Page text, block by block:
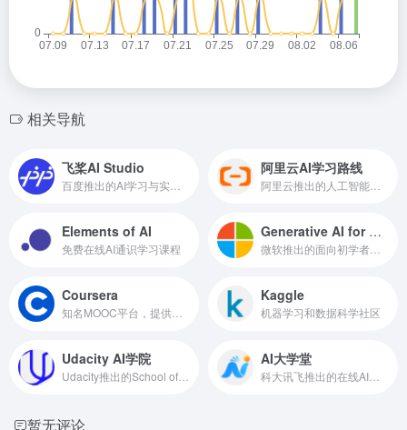
相关导航
飞桨AI Studio 阿里云AI学习路线
Elements of AI
免费在线AI通识学习课程
Generative AI for Beginners
Coursera Kaggle
机器学习和数据科学社区
Udacity AI学院 AI大学堂
暂无评论